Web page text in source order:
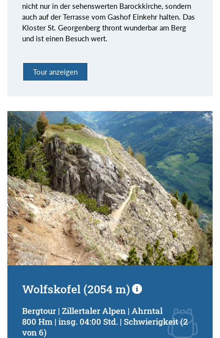
nicht nur in der sehenswerten Barockkirche, sondern
auch auf der Terrasse vom Gashof Einkehr halten. Das
Kloster St. Georgenberg thront wunderbar am Berg
und ist einen Besuch wert.
Tour anzeigen
Wolfskofel (2054 m)
Bergtour | Zillertaler Alpen | Ahrntal
800 Hm | insg. 04:00 Std. | Schwierigkeit (2
von 6)